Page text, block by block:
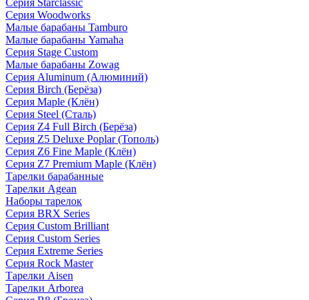
Серия Starclassic
Серия Woodworks
Малые барабаны Tamburo
Малые барабаны Yamaha
Серия Stage Custom
Малые барабаны Zowag
Серия Aluminum (Алюминий)
Серия Birch (Берёза)
Серия Maple (Клён)
Серия Steel (Сталь)
Серия Z4 Full Birch (Берёза)
Серия Z5 Deluxe Poplar (Тополь)
Серия Z6 Fine Maple (Клён)
Серия Z7 Premium Maple (Клён)
Тарелки барабанные
Тарелки Agean
Наборы тарелок
Серия BRX Series
Серия Custom Brilliant
Серия Custom Series
Серия Extreme Series
Серия Rock Master
Тарелки Aisen
Тарелки Arborea